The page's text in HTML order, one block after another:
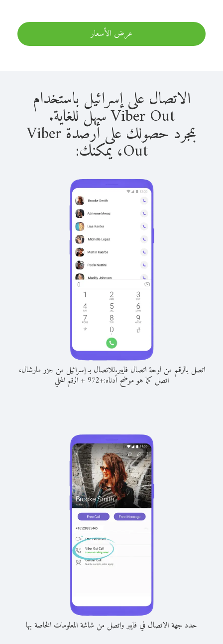
عرض الأسعار
الاتصال على إسرائيل باستخدام
Viber Out سهل للغاية.
بمجرد حصولك على أرصدة Viber
Out، يمكنك:
اتصل بالرقم من لوحة اتصال فايبر.للاتصال بـ إسرائيل من جزر مارشال،
اتصل كما هو موضح أدناه:+
972
+الرقم المحلي
حدد جهة الاتصال في فايبر واتصل من شاشة المعلومات الخاصة بها